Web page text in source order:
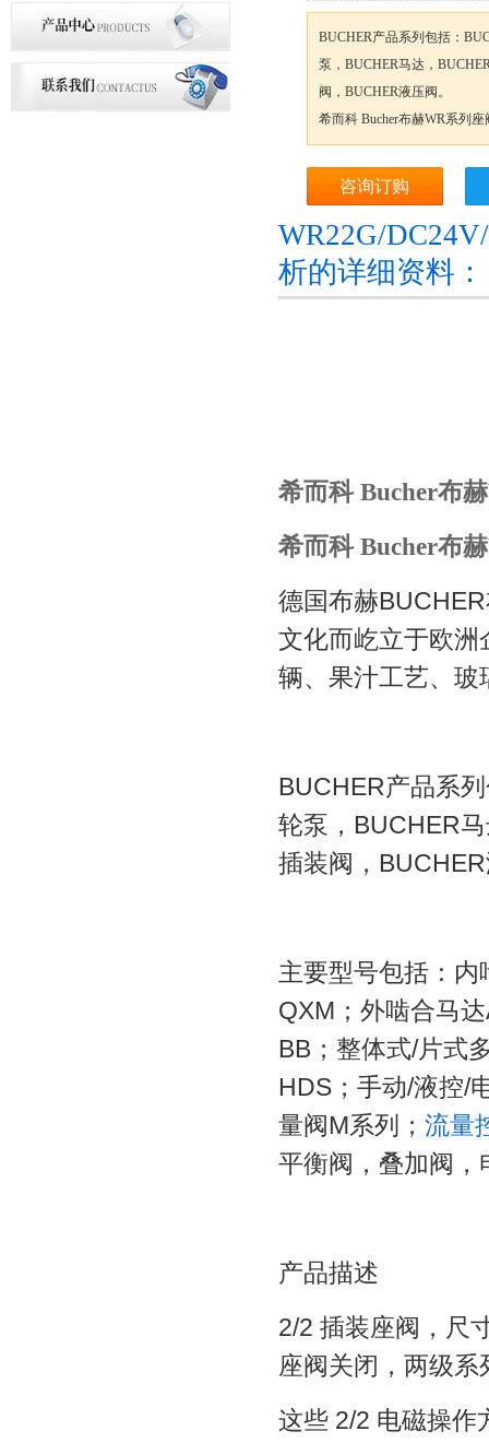
BUCHER产品系列包括：
泵，BUCHER马达，
阀，BUCHER液压阀。
希而科 Bucher布赫WR系列
咨询订购
WR22G/
析的详细资料：
希而科 Bucher布
希而科 Bucher布
德国布赫BUCHER
文化而屹立于欧洲
辆、果汁工艺、玻
BUCHER产品系
轮泵， BUCHER
插装阀， BUCHER
主要型号包括：内
QXM ；外啮合马达
BB ；整体式/片式
HDS ；手动/液控/
量阀M系列； 流量
平衡阀，叠加阀，
产品描述
2/2 插装座阀，尺
座阀关闭，两级系
这些 2/2 电磁操作